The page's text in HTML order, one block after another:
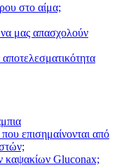
στο αίμα;
μας απασχολούν
επισημαίνονται από
καψακίων Gluconax;